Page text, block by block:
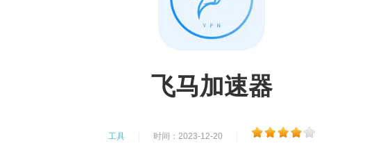
飞马加速器
工具 时间：2023-12-20